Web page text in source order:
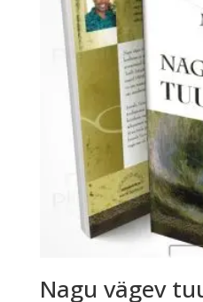
Nagu vägev